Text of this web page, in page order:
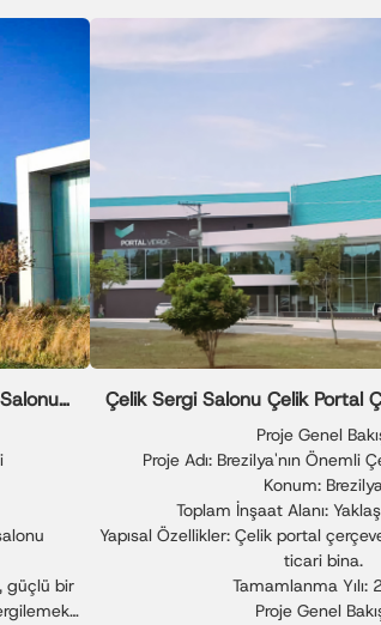
güçlü bir
Çelik Sergi Salonu Çelik Portal
Proje Genel
Proje Adı: Brezilya'nın Önemli
Konum:
Toplam İnşaat Alanı:
Yapısal Özellikler: Çelik portal
ticari bina.
Tamamlanma Yılı:
Proje Genel